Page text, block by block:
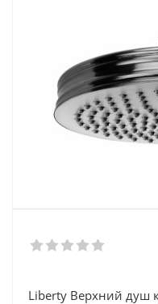
Liberty Верхний душ